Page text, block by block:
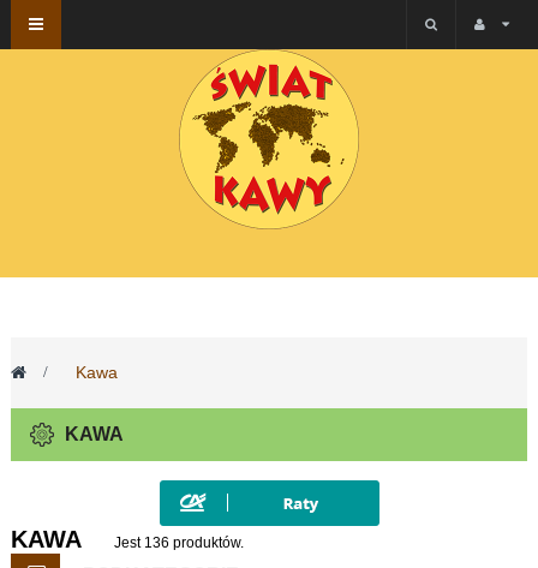
Przełącz
nawigacji
> Kawa
KAWA
KAWA Jest 136 produktów.